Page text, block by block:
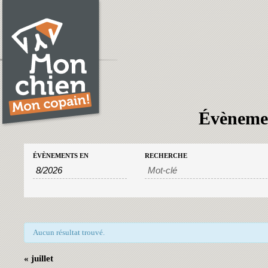
Recherche
navigation
vues
Rechercher
Évènements
ÉVÈNEMENTS EN RECHERCHE
Aucun résultat trouvé.
« juillet